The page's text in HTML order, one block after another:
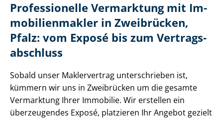
Professionelle Vermarktung mit Im­
mo­bi­li­en­mak­ler in Zweibrücken,
Pfalz: vom Exposé bis zum Ver­trags­
ab­schluss
Sobald unser Maklervertrag unterschrieben ist,
kümmern wir uns in Zweibrücken um die gesamte
Vermarktung Ihrer Immobilie. Wir erstellen ein
überzeugendes Exposé, platzieren Ihr Angebot gezielt